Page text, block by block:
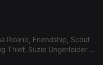
Riolino, Friendship, Scout
Thief, Suzie Ungerleider e